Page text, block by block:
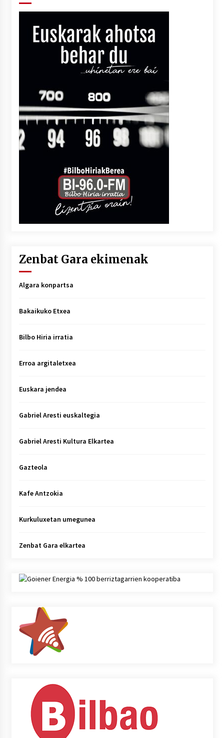
Zenbat Gara ekimenak
Algara konpartsa
Bakaikuko Etxea
Bilbo Hiria irratia
Erroa argitaletxea
Euskara jendea
Gabriel Aresti euskaltegia
Gabriel Aresti Kultura Elkartea
Gazteola
Kafe Antzokia
Kurkuluxetan umegunea
Zenbat Gara elkartea